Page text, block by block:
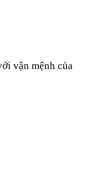
vận mệnh của